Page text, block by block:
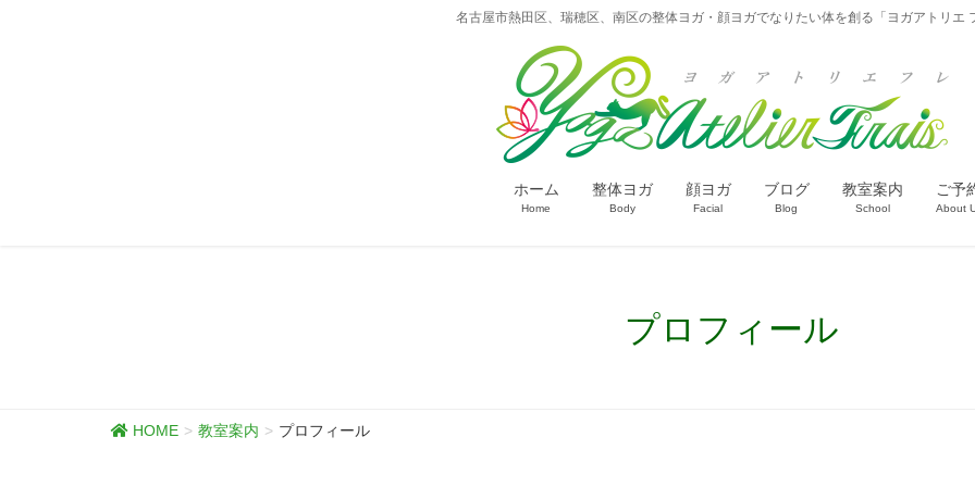
名古屋市熱田区、瑞穂区、南区の整体ヨガ・顔ヨガでなりたい体を創る「ヨガアトリエ
ホーム
Home
整体ヨガ
Body
顔ヨガ
Facial
ブログ
Blog
教室案内
School
ご予
About
プロフィール
HOME 教室案内 プロフィール